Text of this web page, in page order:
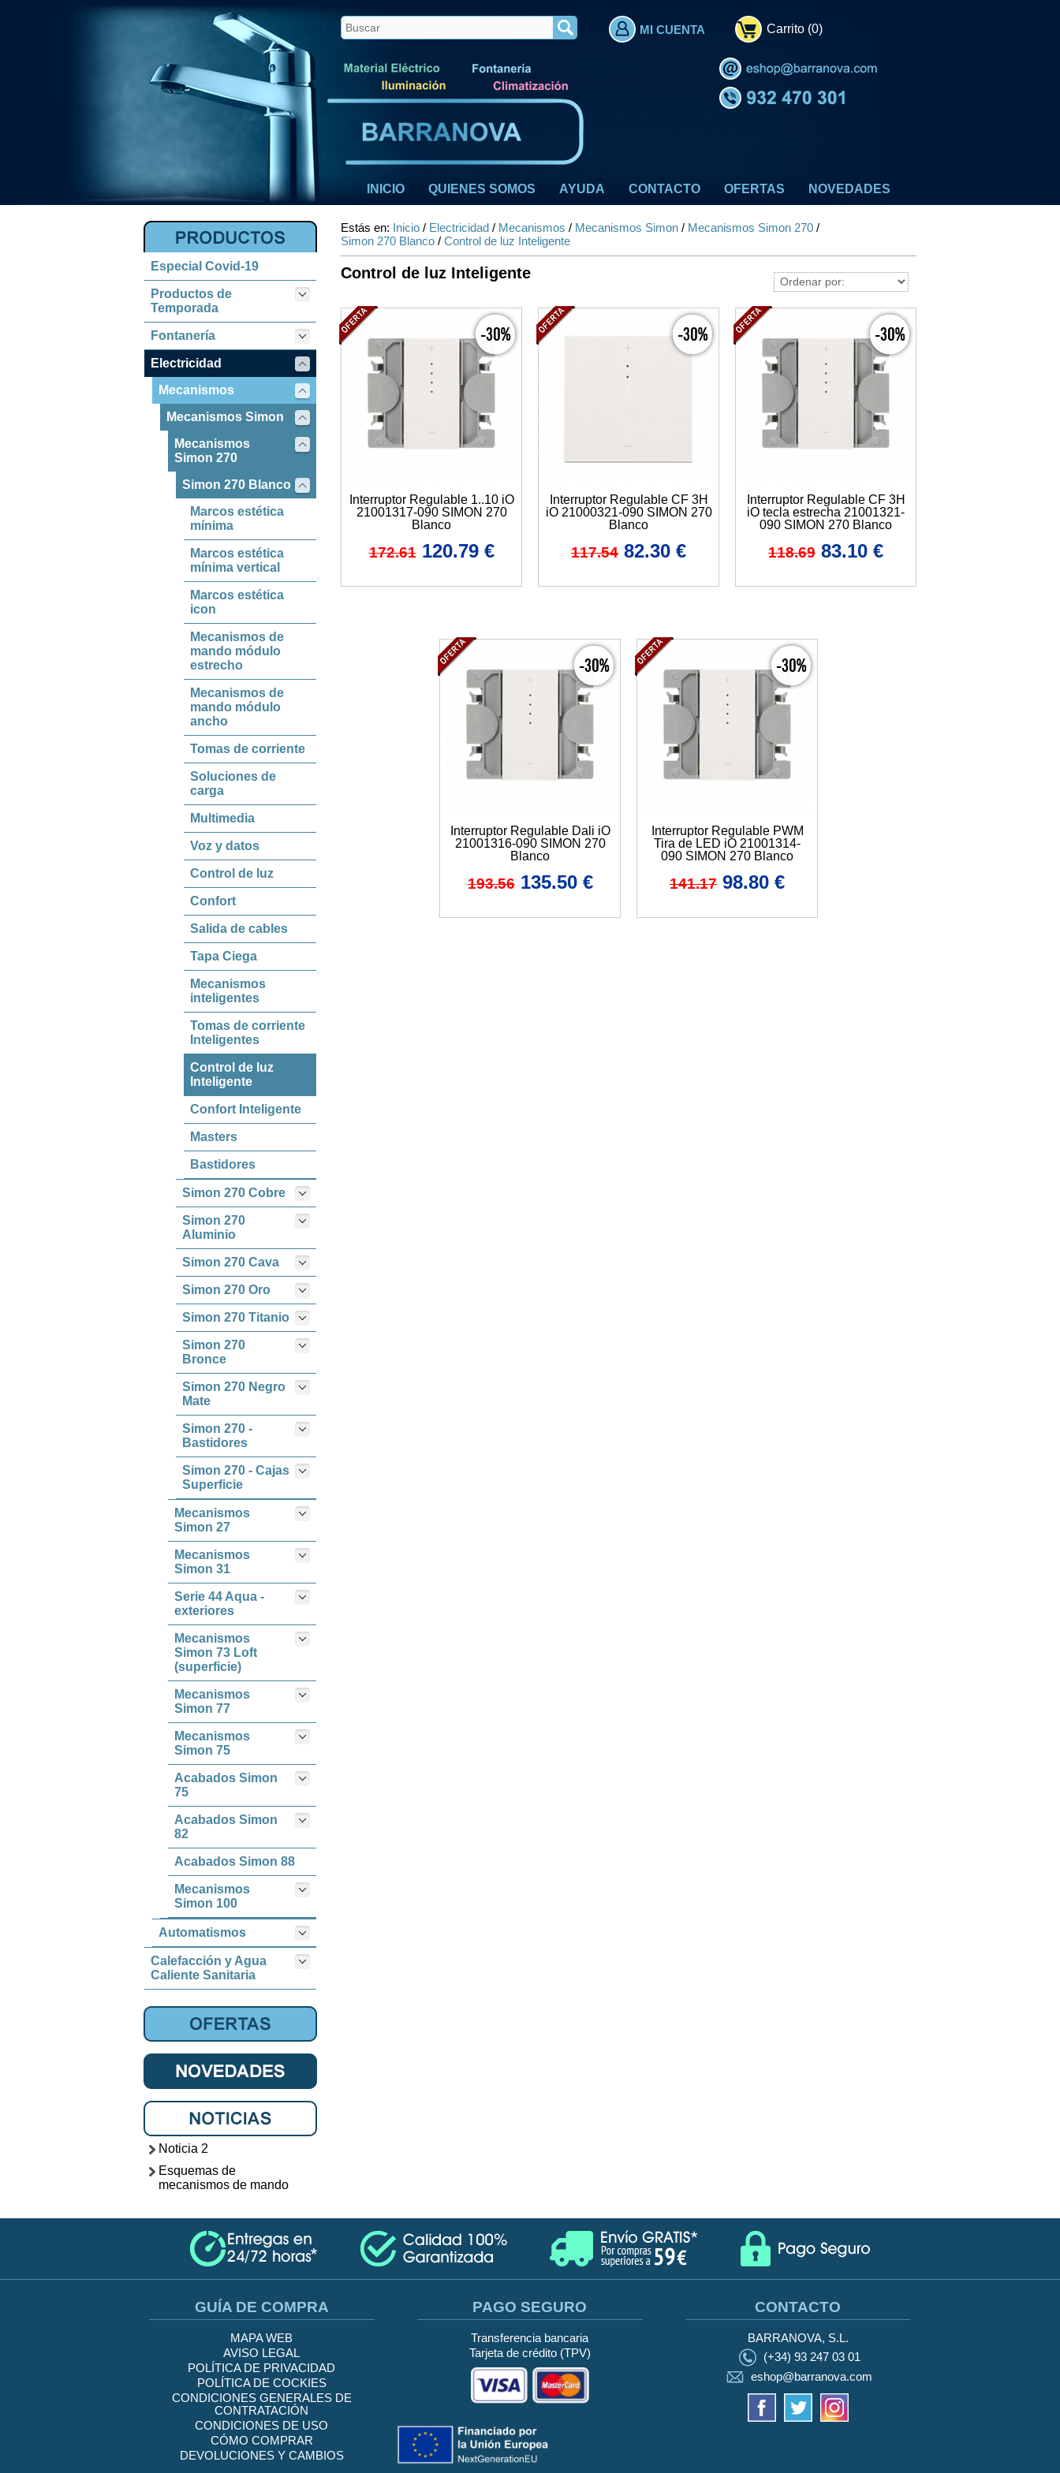
MI CUENTA Carrito (0)
INICIO QUIENES SOMOS AYUDA CONTACTO OFERTAS NOVEDADES
Especial Covid-19
Productos de
Temporada
Fontanería
Electricidad
Mecanismos
Mecanismos Simon
Mecanismos
Simon 270
Simon 270 Blanco
Marcos estética
mínima
Marcos estética
mínima vertical
Marcos estética
icon
Mecanismos de
mando módulo
estrecho
Mecanismos de
mando módulo
ancho
Tomas de corriente
Soluciones de
carga
Multimedia
Voz y datos
Control de luz
Confort
Salida de cables
Tapa Ciega
Mecanismos
inteligentes
Tomas de corriente
Inteligentes
Control de luz
Inteligente
Confort Inteligente
Masters
Bastidores
Simon 270 Cobre
Simon 270
Aluminio
Simon 270 Cava
Simon 270 Oro
Simon 270 Titanio
Simon 270
Bronce
Simon 270 Negro
Mate
Simon 270 -
Bastidores
Simon 270 - Cajas
Superficie
Mecanismos
Simon 27
Mecanismos
Simon 31
Serie 44 Aqua -
exteriores
Mecanismos
Simon 73 Loft
(superficie)
Mecanismos
Simon 77
Mecanismos
Simon 75
Acabados Simon
75
Acabados Simon
82
Acabados Simon 88
Mecanismos
Simon 100
Automatismos
Calefacción y Agua
Caliente Sanitaria
Noticia 2
Esquemas de
mecanismos de mando
Estás en: Inicio / Electricidad / Mecanismos / Mecanismos Simon / Mecanismos Simon 270 /
Simon 270 Blanco / Control de luz Inteligente
Control de luz Inteligente
-30%
Interruptor Regulable 1..10 iO
21001317-090 SIMON 270
Blanco
172.61 120.79€
-30%
Interruptor Regulable CF 3H
iO 21000321-090 SIMON 270
Blanco
117.54 82.30 €
-30%
Interruptor Regulable CF 3H
iO tecla estrecha 21001321-
090 SIMON 270 Blanco
118.69 83.10 €
-30%
Interruptor Regulable Dali iO
21001316-090 SIMON 270
Blanco
193.56 135.50€
-30%
Interruptor Regulable PWM
Tira de LED iO 21001314-
090 SIMON 270 Blanco
141.17 98.80 €
GUÍA DE COMPRA
MAPA WEB
AVISO LEGAL
POLÍTICA DE PRIVACIDAD
POLÍTICA DE COCKIES
CONDICIONES GENERALES DE
CONTRATACIÓN
CONDICIONES DE USO
CÓMO COMPRAR
DEVOLUCIONES Y CAMBIOS
PAGO SEGURO
Transferencia bancaria
Tarjeta de crédito (TPV)
CONTACTO
BARRANOVA, S.L.
(+34) 93 247 03 01
eshop@barranova.com